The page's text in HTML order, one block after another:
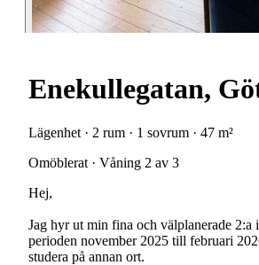
Enekullegatan,
Lägenhet · 2 rum · 1 sovrum · 47 m²
Omöblerat · Våning 2 av 3
Hej,
Jag hyr ut min fina och välplanerade 2:a
perioden november 2025 till februari
studera på annan ort.